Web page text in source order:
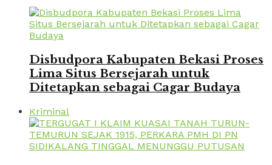
Disbudpora Kabupaten Bekasi Proses
Lima Situs Bersejarah untuk
Ditetapkan sebagai Cagar Budaya
Kriminal